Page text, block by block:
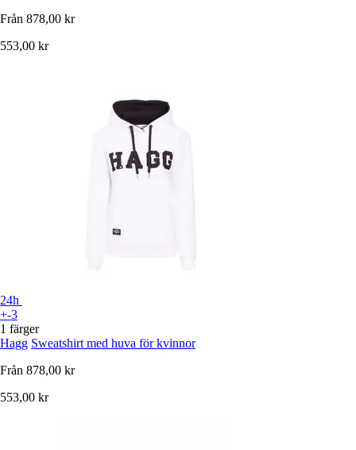
Från 878,00 kr
553,00 kr
24h
+-3
1 färger
Hagg Sweatshirt med huva för kvinnor
Från 878,00 kr
553,00 kr